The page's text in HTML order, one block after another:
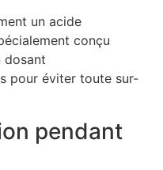
un acide
conçu
dosant
pour éviter toute sur-
pendant